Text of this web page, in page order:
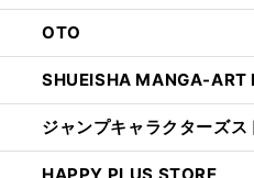
OTO
SHUEISHA MANGA-ART
ジャンプキャラクターズス